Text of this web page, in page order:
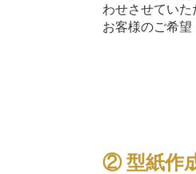
わせさせていた
お客様のご希望
② 型紙作